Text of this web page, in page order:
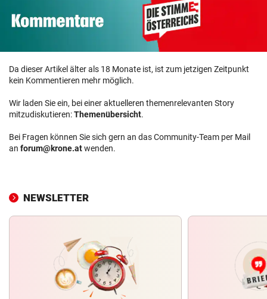
Da dieser Artikel älter als 18 Monate ist, ist zum jetzigen Zeitpunkt
kein Kommentieren mehr möglich.
Wir laden Sie ein, bei einer aktuelleren themenrelevanten Story
mitzudiskutieren:Themenübersicht.
Bei Fragen können Sie sich gern an das Community-Team per Mail
an forum@krone.atwenden.
NEWSLETTER